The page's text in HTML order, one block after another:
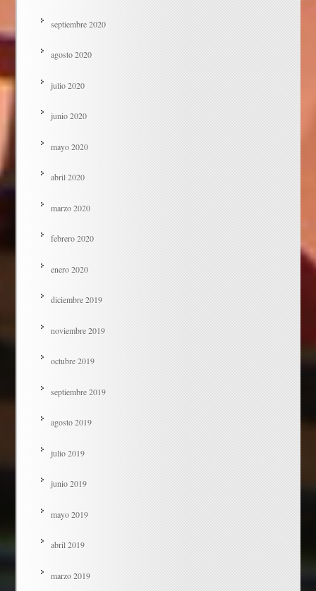
septiembre 2020
agosto 2020
julio 2020
junio 2020
mayo 2020
abril 2020
marzo 2020
febrero 2020
enero 2020
diciembre 2019
noviembre 2019
octubre 2019
septiembre 2019
agosto 2019
julio 2019
junio 2019
mayo 2019
abril 2019
marzo 2019